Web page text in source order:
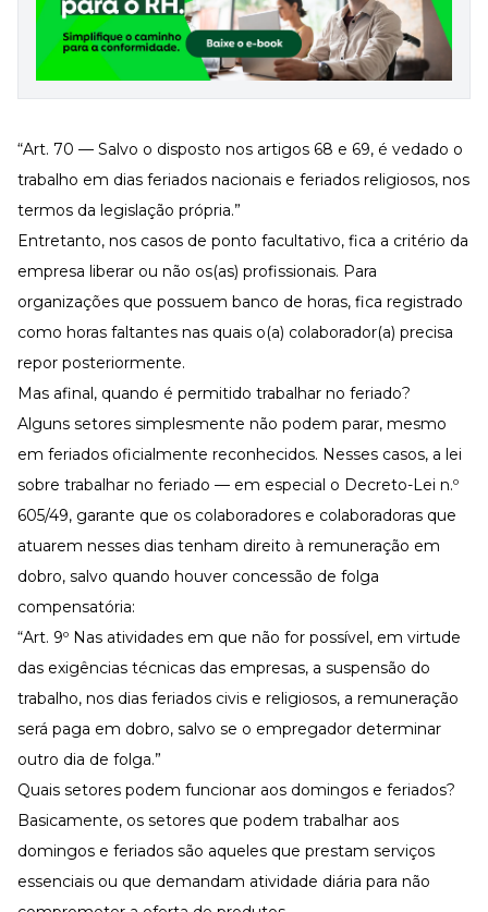
“Art. 70 — Salvo o disposto nos artigos 68 e 69, é vedado o
trabalho em dias feriados nacionais e feriados religiosos, nos
termos da legislação própria.”
Entretanto, nos casos de ponto facultativo, fica a critério da
empresa liberar ou não os(as) profissionais. Para
organizações que possuem banco de horas, fica registrado
como horas faltantes nas quais o(a) colaborador(a) precisa
repor posteriormente.
Mas afinal, quando é permitido trabalhar no feriado?
Alguns setores simplesmente não podem parar, mesmo
em feriados oficialmente reconhecidos. Nesses casos, a lei
sobre trabalhar no feriado — em especial o Decreto-Lei n.º
605/49, garante que os colaboradores e colaboradoras que
atuarem nesses dias tenham direito à remuneração em
dobro, salvo quando houver concessão de folga
compensatória:
“Art. 9º Nas atividades em que não for possível, em virtude
das exigências técnicas das empresas, a suspensão do
trabalho, nos dias feriados civis e religiosos, a remuneração
será paga em dobro, salvo se o empregador determinar
outro dia de folga.”
Quais setores podem funcionar aos domingos e feriados?
Basicamente, os setores que podem trabalhar aos
domingos e feriados são aqueles que prestam serviços
essenciais ou que demandam atividade diária para não